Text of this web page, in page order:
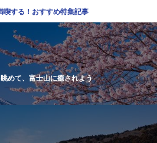
喫する！おすすめ特集記事
めて、富士山に癒されよう